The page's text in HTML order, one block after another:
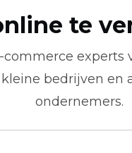
te
commerce experts
bedrijven en
ondernemers.